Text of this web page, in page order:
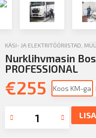
KÄSI- JA ELEKTRITÖÖRIISTAD
Nurklihvmasin
PROFESSIONAL
€255 Koos KM-ga